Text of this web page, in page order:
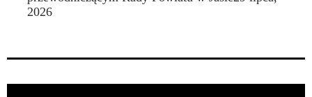
2026